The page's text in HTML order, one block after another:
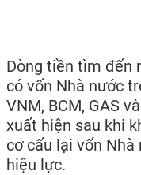
Dòng tiền tìm đến
có vốn Nhà nước
VNM, BCM, GAS
xuất hiện sau khi
cơ cấu lại vốn
hiệu lực.